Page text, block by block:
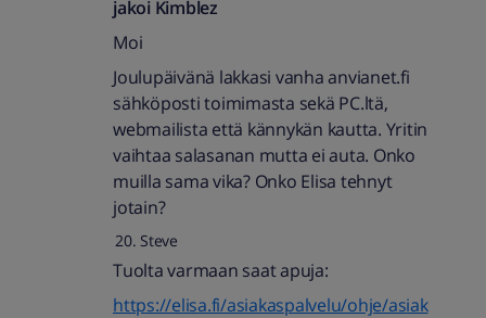
jakoi Kimblez
Moi
Joulupäivänä lakkasi vanha anvianet.fi
sähköposti toimimasta sekä PC.ltä,
webmailista että kännykän kautta. Yritin
vaihtaa salasanan mutta ei auta. Onko
muilla sama vika? Onko Elisa tehnyt
jotain?
Steve
Tuolta varmaan saat apuja:
https://elisa.fi/asiakaspalvelu/ohje/asiak